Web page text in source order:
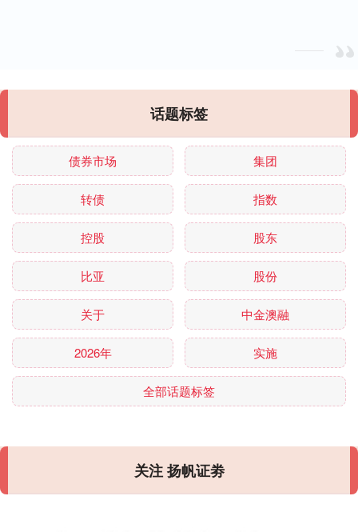
话题标签
债券市场 集团
转债 指数
控股 股东
比亚 股份
关于 中金澳融
2026年 实施
全部话题标签
关注 扬帆证劵